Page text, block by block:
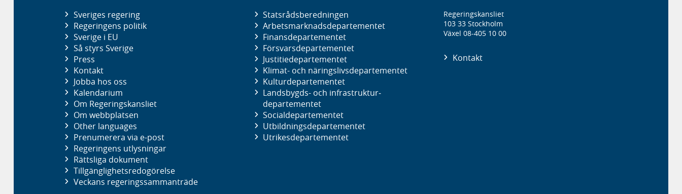
Sveriges regering
Regeringens politik
Sverige i EU
Så styrs Sverige
Press
Kontakt
Jobba hos oss
Kalendarium
Om Regeringskansliet
Om webbplatsen
Other languages
Prenumerera via e-post
Regeringens utlysningar
Rättsliga dokument
Tillgänglighetsredogörelse
Veckans regeringssammanträde
Statsrådsberedningen
Arbetsmarknads­departementet
Finans­departementet
Försvars­departementet
Justitie­departementet
Klimat- och näringslivs­departementet
Kultur­departementet
Landsbygds- och infrastruktur­
departementet
Social­departementet
Utbildnings­departementet
Utrikes­departementet
Regeringskansliet
103 33 Stockholm
Växel 08-405 10 00
Kontakt